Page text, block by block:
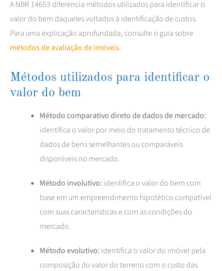
A NBR 14653 diferencia métodos utilizados para identificar o
valor do bem daqueles voltados à identificação de custos.
Para uma explicação aprofundada, consulte o guia sobre
métodos de avaliação de imóveis.
Métodos utilizados para identificar o
valor do bem
Método comparativo direto de dados de mercado:
identifica o valor por meio do tratamento técnico de
dados de bens semelhantes ou comparáveis
disponíveis no mercado.
Método involutivo: identifica o valor do bem com
base em um empreendimento hipotético compatível
com suas características e com as condições do
mercado.
Método evolutivo: identifica o valor do imóvel pela
composição do valor do terreno com o custo das